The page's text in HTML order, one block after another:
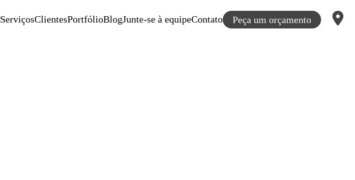
ServiçosClientesPortfólioBlogJunte-se à equipeContato Peça um orçamento